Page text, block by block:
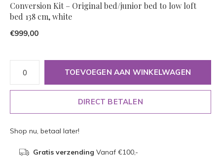
Conversion Kit – Original bed/junior bed to low loft
bed 138 cm, white
€999,00
TOEVOEGEN AAN WINKELWAGEN
DIRECT BETALEN
Shop nu, betaal later!
Gratis verzending Vanaf €100,-